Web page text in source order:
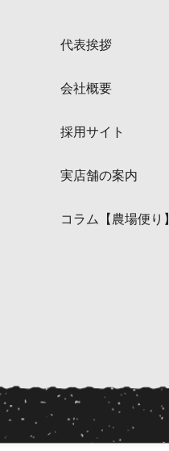
代表挨拶
会社概要
採用サイト
実店舗の案内
コラム【農場便り】